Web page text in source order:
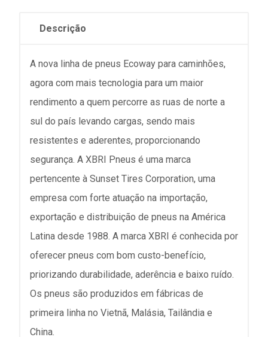
Descrição
A nova linha de pneus Ecoway para caminhões,
agora com mais tecnologia para um maior
rendimento a quem percorre as ruas de norte a
sul do país levando cargas, sendo mais
resistentes e aderentes, proporcionando
segurança. A XBRI Pneus é uma marca
pertencente à Sunset Tires Corporation, uma
empresa com forte atuação na importação,
exportação e distribuição de pneus na América
Latina desde 1988. A marca XBRI é conhecida por
oferecer pneus com bom custo-benefício,
priorizando durabilidade, aderência e baixo ruído.
Os pneus são produzidos em fábricas de
primeira linha no Vietnã, Malásia, Tailândia e
China.